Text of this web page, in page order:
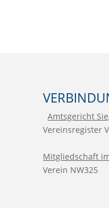
Amtsgericht
Vereinsregister
Mitgliedschaft
Verein NW325